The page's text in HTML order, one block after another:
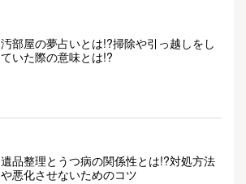
汚部屋の夢占いとは!?掃除や引っ越しをし
ていた際の意味とは!?
遺品整理とうつ病の関係性とは!?対処方法
や悪化させないためのコツ